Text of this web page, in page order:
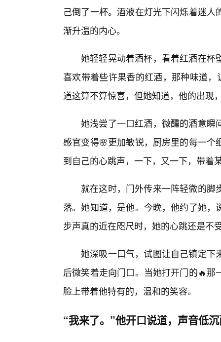
己倒了一杯。酒液在灯光下闪烁着迷
渐升温的内心。
她轻轻晃动着酒杯，看着红酒在杯
喜欢带着些许果香的红酒，那种味道
道这算不算惊喜，但她知道，他的出现
她浅尝了一口红酒，微醺的酒意瞬
感官变得🌸更加敏锐，厨房里的每一
到自己的心跳声，一下，又一下，带着
就在这时，门外传来一阵轻微的
落。她知道，是他。今晚，他约了她
步声真的近在咫尺时，她的心跳还是不
她深吸一口气，试图让自己镇定下
后微笑着走向门口。当她打开门的🔥
脸上带着他特有的，温和的笑容。
“我来了。”他开口说道，声音低